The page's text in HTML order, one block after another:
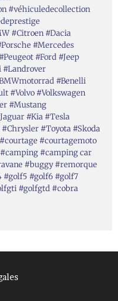
#véhiculedecollection
#Citroen #Dacia
#Mercedes
#Ford #Jeep
#Landrover
#Benelli
#Volvo #Volkswagen
#Mustang
#Kia #Tesla
#Toyota #Skoda
#courtagemoto
#camping car
#buggy #remorque
#golf5 #golf6 #golf7
#golfgtd #cobra